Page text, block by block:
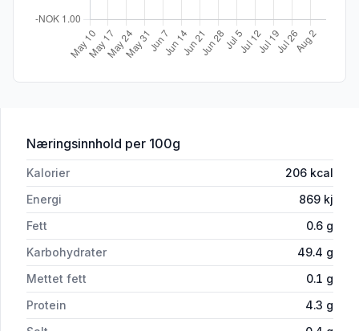
Næringsinnhold for 'Flatbrød 300g Øyens'
per 100g
Kalorier 206 kcal
Energi
869 kj
Fett
0.6 g
Karbohydrater
49.4 g
Mettet fett
0.1 g
Protein
4.3 g